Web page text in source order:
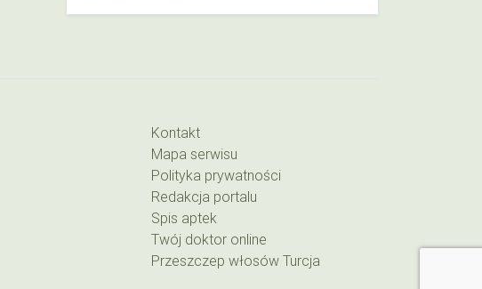
Kontakt
Mapa serwisu
Polityka prywatności
Redakcja portalu
Spis aptek
Twój doktor online
Przeszczep włosów Turcja